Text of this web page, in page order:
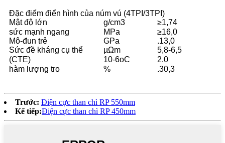
Đặc điểm điển hình của núm vú (4TPI/3TPI)
Mật độ lớn
g/cm3
≥1,74
sức mạnh ngang
MPa
≥16,0
Mô-đun trẻ
GPa
.13,0
Sức đề kháng cụ thể
µΩm
5,8-6,5
(CTE)
10-6oC
2.0
hàm lượng tro
% .30,3
Trước: Điện cực than chì RP 550mm
Kế tiếp:Điện cực than chì RP 450mm